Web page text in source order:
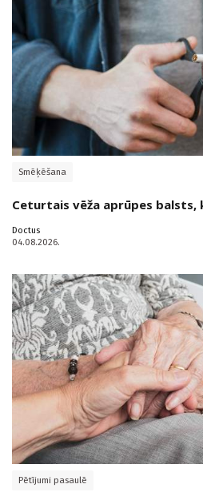
Smēķēšana
Ceturtais vēža aprūpes balsts,
Doctus
04.08.2026.
Pētījumi pasaulē